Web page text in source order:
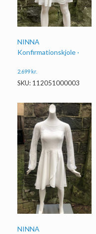
NINNA
Konfirmationskjole ·
2.699 kr.
SKU: 112051000003
NINNA